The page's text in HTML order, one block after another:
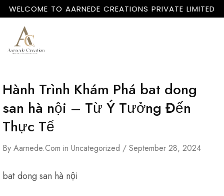
WELCOME TO AARNEDE CREATIONS PRIVATE LIMITED
Hành Trình Khám Phá bat dong
san hà nội – Từ Ý Tưởng Đến
Thực Tế
By Aarnede.com in Uncategorized September 28, 2024
bat dong san hà nội